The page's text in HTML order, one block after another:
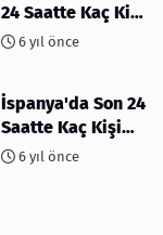
24 Saatte Kaç Kişi
Öldü - 06 Nisan
6 yıl önce
İspanya'da Son 24
Saatte Kaç Kişi
Öldü6 yıl önce